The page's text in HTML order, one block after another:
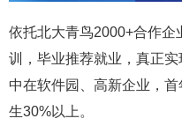
依托北大青鸟2000+合作
训，毕业推荐就业，真正实
中在软件园、高新企业，
生30%以上。